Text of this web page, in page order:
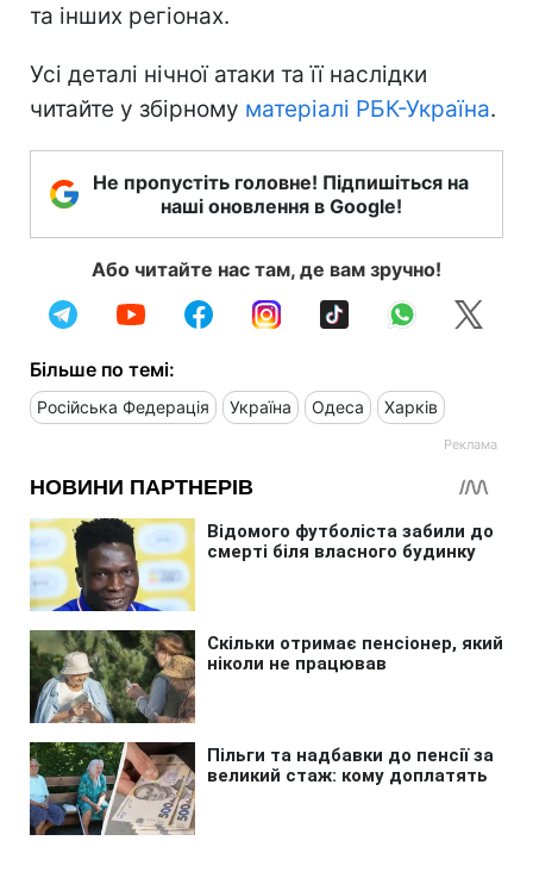
та інших регіонах.
Усі деталі нічної атаки та її наслідки
читайте у збірному матеріалі РБК-Україна.
Не пропустіть головне! Підпишіться на
наші оновлення в Google!
Або читайте нас там, де вам зручно!
Більше по темі:
Російська Федерація Україна Одеса Харків